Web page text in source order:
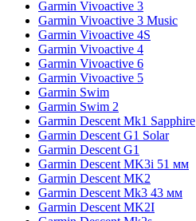
Garmin Vivoactive 3
Garmin Vivoactive 3 Music
Garmin Vivoactive 4S
Garmin Vivoactive 4
Garmin Vivoactive 6
Garmin Vivoactive 5
Garmin Swim
Garmin Swim 2
Garmin Descent Mk1 Sapphire
Garmin Descent G1 Solar
Garmin Descent G1
Garmin Descent MK3i 51 мм
Garmin Descent MK2
Garmin Descent Mk3 43 мм
Garmin Descent MK2I